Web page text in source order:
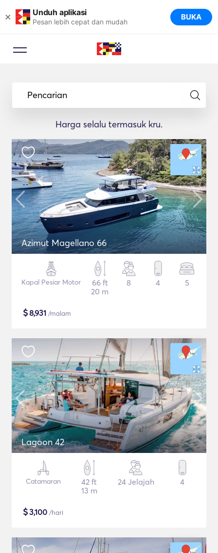
× Unduh aplikasi
Pesan lebih cepat dan mudah BUKA
Pencarian
Harga selalu termasuk kru.
Azimut Magellano 66
Kapal Pesiar Motor
66 ft
20 m
8 4 5
$8,931 /malam
Lagoon 42
Catamaran
42 ft
13 m
24 Jelajah 4
$3,100 /hari